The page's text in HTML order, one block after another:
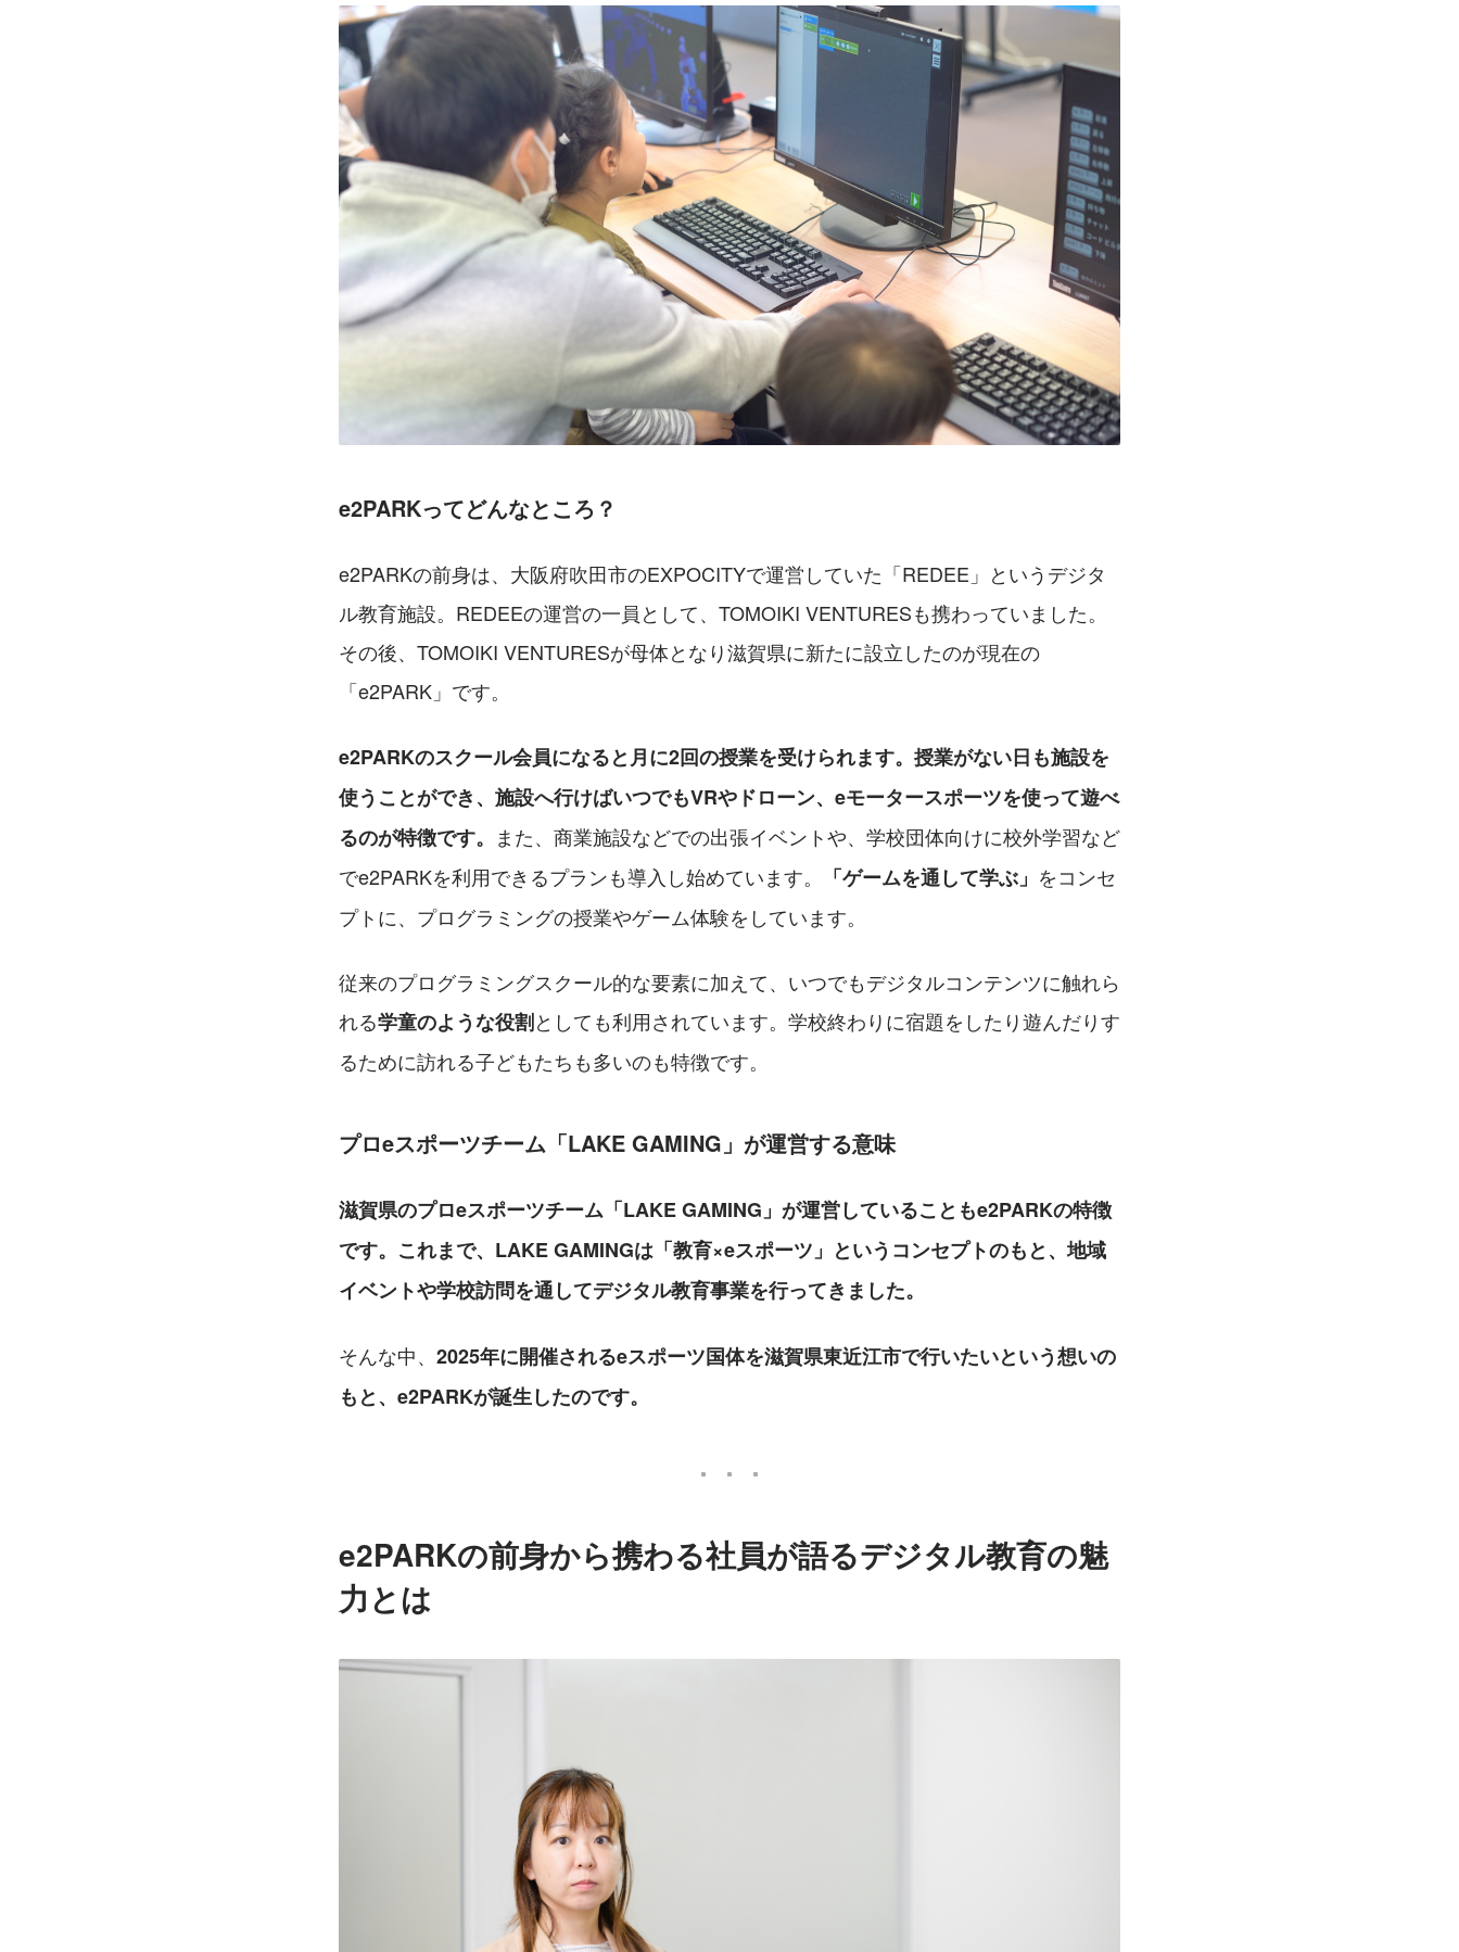
e2PARKってどんなところ？
e2PARKの前身は、大阪府吹田市のEXPOCITYで運営していた「REDEE」というデジタ
ル教育施設。REDEEの運営の一員として、TOMOIKI VENTURESも携わっていました。
その後、TOMOIKI VENTURESが母体となり滋賀県に新たに設立したのが現在の
「e2PARK」です。
e2PARKのスクール会員になると月に2回の授業を受けられます。授業がない日も施設を
使うことができ、施設へ行けばいつでもVRやドローン、eモータースポーツを使って遊べ
るのが特徴です。 また、商業施設などでの出張イベントや、学校団体向けに校外学習など
でe2PARKを利用できるプランも導入し始めています。
「ゲームを通して学ぶ」 をコンセ
プトに、プログラミングの授業やゲーム体験をしています。
従来のプログラミングスクール的な要素に加えて、いつでもデジタルコンテンツに触れら
れる学童のような役割としても利用されています。学校終わりに宿題をしたり遊んだりす
るために訪れる子どもたちも多いのも特徴です。
プロeスポーツチーム「LAKE GAMING」が運営する意味
滋賀県のプロeスポーツチーム「LAKE GAMING」が運営していることもe2PARKの特徴
です。これまで、LAKE GAMINGは「教育×eスポーツ」というコンセプトのもと、地域
イベントや学校訪問を通してデジタル教育事業を行ってきました。
そんな中、 2025年に開催されるeスポーツ国体を滋賀県東近江市で行いたいという想いの
もと、e2PARKが誕生したのです。
e2PARKの前身から携わる社員が語るデジタル教育の魅
力とは